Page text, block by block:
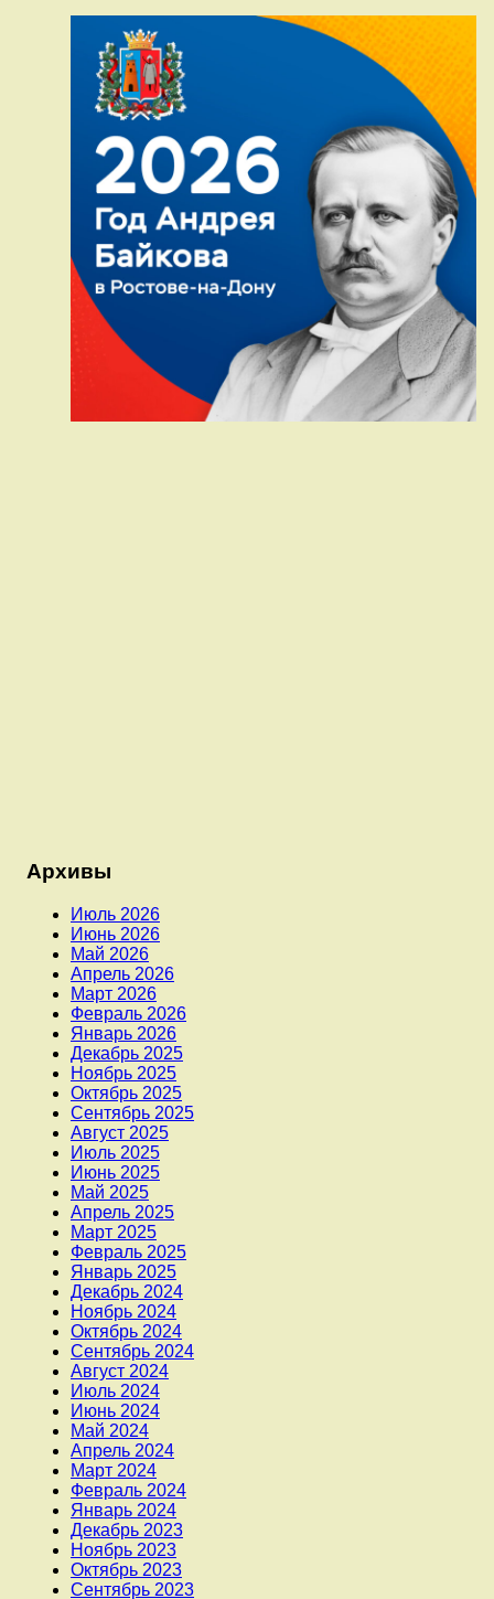
Архивы
Июль 2026
Июнь 2026
Май 2026
Апрель 2026
Март 2026
Февраль 2026
Январь 2026
Декабрь 2025
Ноябрь 2025
Октябрь 2025
Сентябрь 2025
Август 2025
Июль 2025
Июнь 2025
Май 2025
Апрель 2025
Март 2025
Февраль 2025
Январь 2025
Декабрь 2024
Ноябрь 2024
Октябрь 2024
Сентябрь 2024
Август 2024
Июль 2024
Июнь 2024
Май 2024
Апрель 2024
Март 2024
Февраль 2024
Январь 2024
Декабрь 2023
Ноябрь 2023
Октябрь 2023
Сентябрь 2023